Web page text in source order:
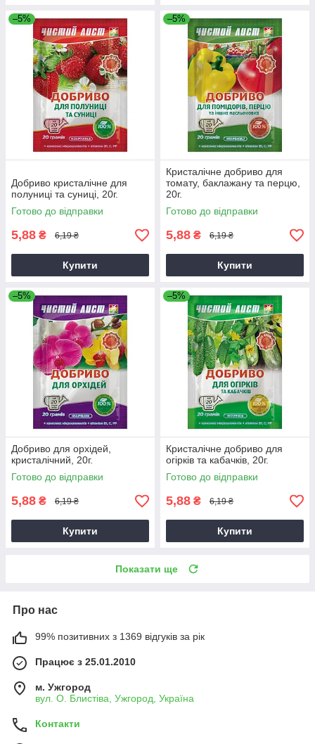
–5%
Добриво кристалічне для
полуниці та суниці, 20г.
Готово до відправки
5,88 ₴ 6,19 ₴
Купити
–5%
Кристалічне добриво для
томату, баклажану та перцю,
20г.
Готово до відправки
5,88 ₴ 6,19 ₴
Купити
–5%
Добриво для орхідей,
кристалічний, 20г.
Готово до відправки
5,88 ₴ 6,19 ₴
Купити
–5%
Кристалічне добриво для
огірків та кабачків, 20г.
Готово до відправки
5,88 ₴ 6,19 ₴
Купити
Показати ще
Про нас
99% позитивних з 1369 відгуків за рік
Працює з 25.01.2010
м. Ужгород
вул. О. Блистіва, Ужгород, Україна
Контакти